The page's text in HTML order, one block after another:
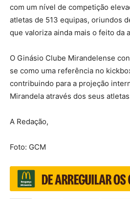
com um nível de competição
atletas de 513 equipas, oriundos
que valoriza ainda mais o feito da
O Ginásio Clube Mirandelense
se como uma referência no
contribuindo para a projeção
Mirandela através dos seus
A Redação,
Foto: GCM